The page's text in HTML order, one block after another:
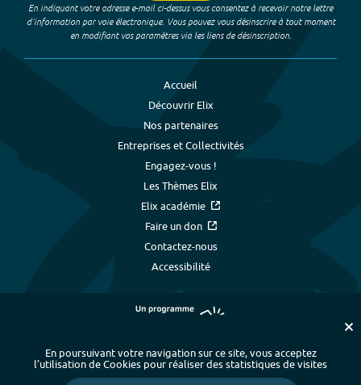
En indiquant votre adresse e-mail ci-dessus vous consentez à recevoir notre lettre
d’information par voie électronique. Vous pouvez vous désinscrire à tout moment
en modifiant vos paramètres via les liens de désinscription.
Accueil
Découvrir Elix
Nos partenaires
Entreprises et Collectivités
Engagez-vous !
Les Thèmes Elix
Elix académie
Faire un don
Contactez-nous
Accessibilité
Plan du site - Index alphabétique -
En poursuivant votre navigation sur ce site, vous acceptez
l’utilisation de Cookies pour réaliser des statistiques de visites